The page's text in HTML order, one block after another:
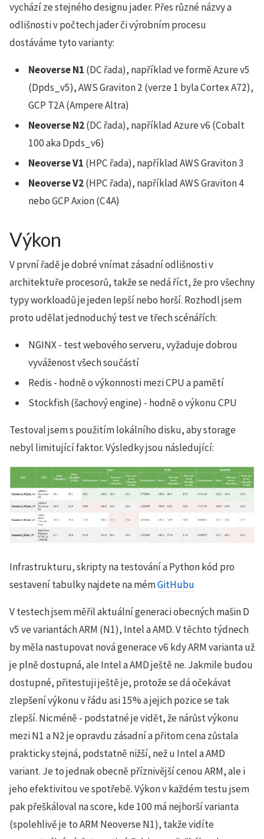
vychází ze stejného designu jader. Přes různé názvy a
odlišnosti v počtech jader či výrobním procesu
dostáváme tyto varianty:
Neoverse N1 (DC řada), například ve formě Azure v5
(Dpds_v5), AWS Graviton 2 (verze 1 byla Cortex A72),
GCP T2A (Ampere Altra)
Neoverse N2(DC řada), například Azure v6 (Cobalt
100 aka Dpds_v6)
Neoverse V1 (HPC řada), například AWS Graviton 3
Neoverse V2(HPC řada), například AWS Graviton 4
nebo GCP Axion (C4A)
Výkon
V první řadě je dobré vnímat zásadní odlišnosti v
architektuře procesorů, takže se nedá říct, že pro všechny
typy workloadů je jeden lepší nebo horší. Rozhodl jsem
proto udělat jednoduchý test ve třech scénářích:
NGINX - test webového serveru, vyžaduje dobrou
vyváženost všech součástí
Redis - hodně o výkonnosti mezi CPU a pamětí
Stockfish (šachový engine) - hodně o výkonu CPU
Testoval jsem s použitím lokálního disku, aby storage
nebyl limitující faktor. Výsledky jsou následující:
Infrastrukturu, skripty na testování a Python kód pro
sestavení tabulky najdete na mémGitHubu
V testech jsem měřil aktuální generaci obecných mašin D
v5 ve variantách ARM (N1), Intel a AMD. V těchto týdnech
by měla nastupovat nová generace v6 kdy ARM varianta už
je plně dostupná, ale Intel a AMD ještě ne. Jakmile budou
dostupné, přitestuji ještě je, protože se dá očekávat
zlepšení výkonu v řádu asi 15% a jejich pozice se tak
zlepší. Nicméně - podstatné je vidět, že nárůst výkonu
mezi N1 a N2 je opravdu zásadní a přitom cena zůstala
prakticky stejná, podstatně nižší, než u Intel a AMD
variant. Je to jednak obecně příznivější cenou ARM, ale i
jeho efektivitou ve spotřebě. Výkon v každém testu jsem
pak přeškáloval na score, kde 100 má nejhorší varianta
(spolehlivě je to ARM Neoverse N1), takže vidíte